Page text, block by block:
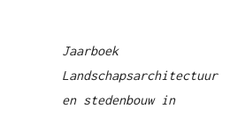
Jaarboek
Landschapsarchitectuur
en stedenbouw in